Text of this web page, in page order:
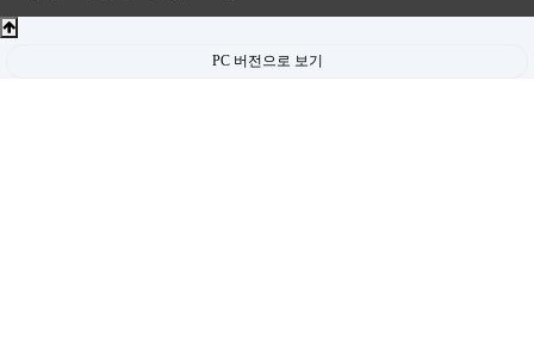
PC 버전으로 보기